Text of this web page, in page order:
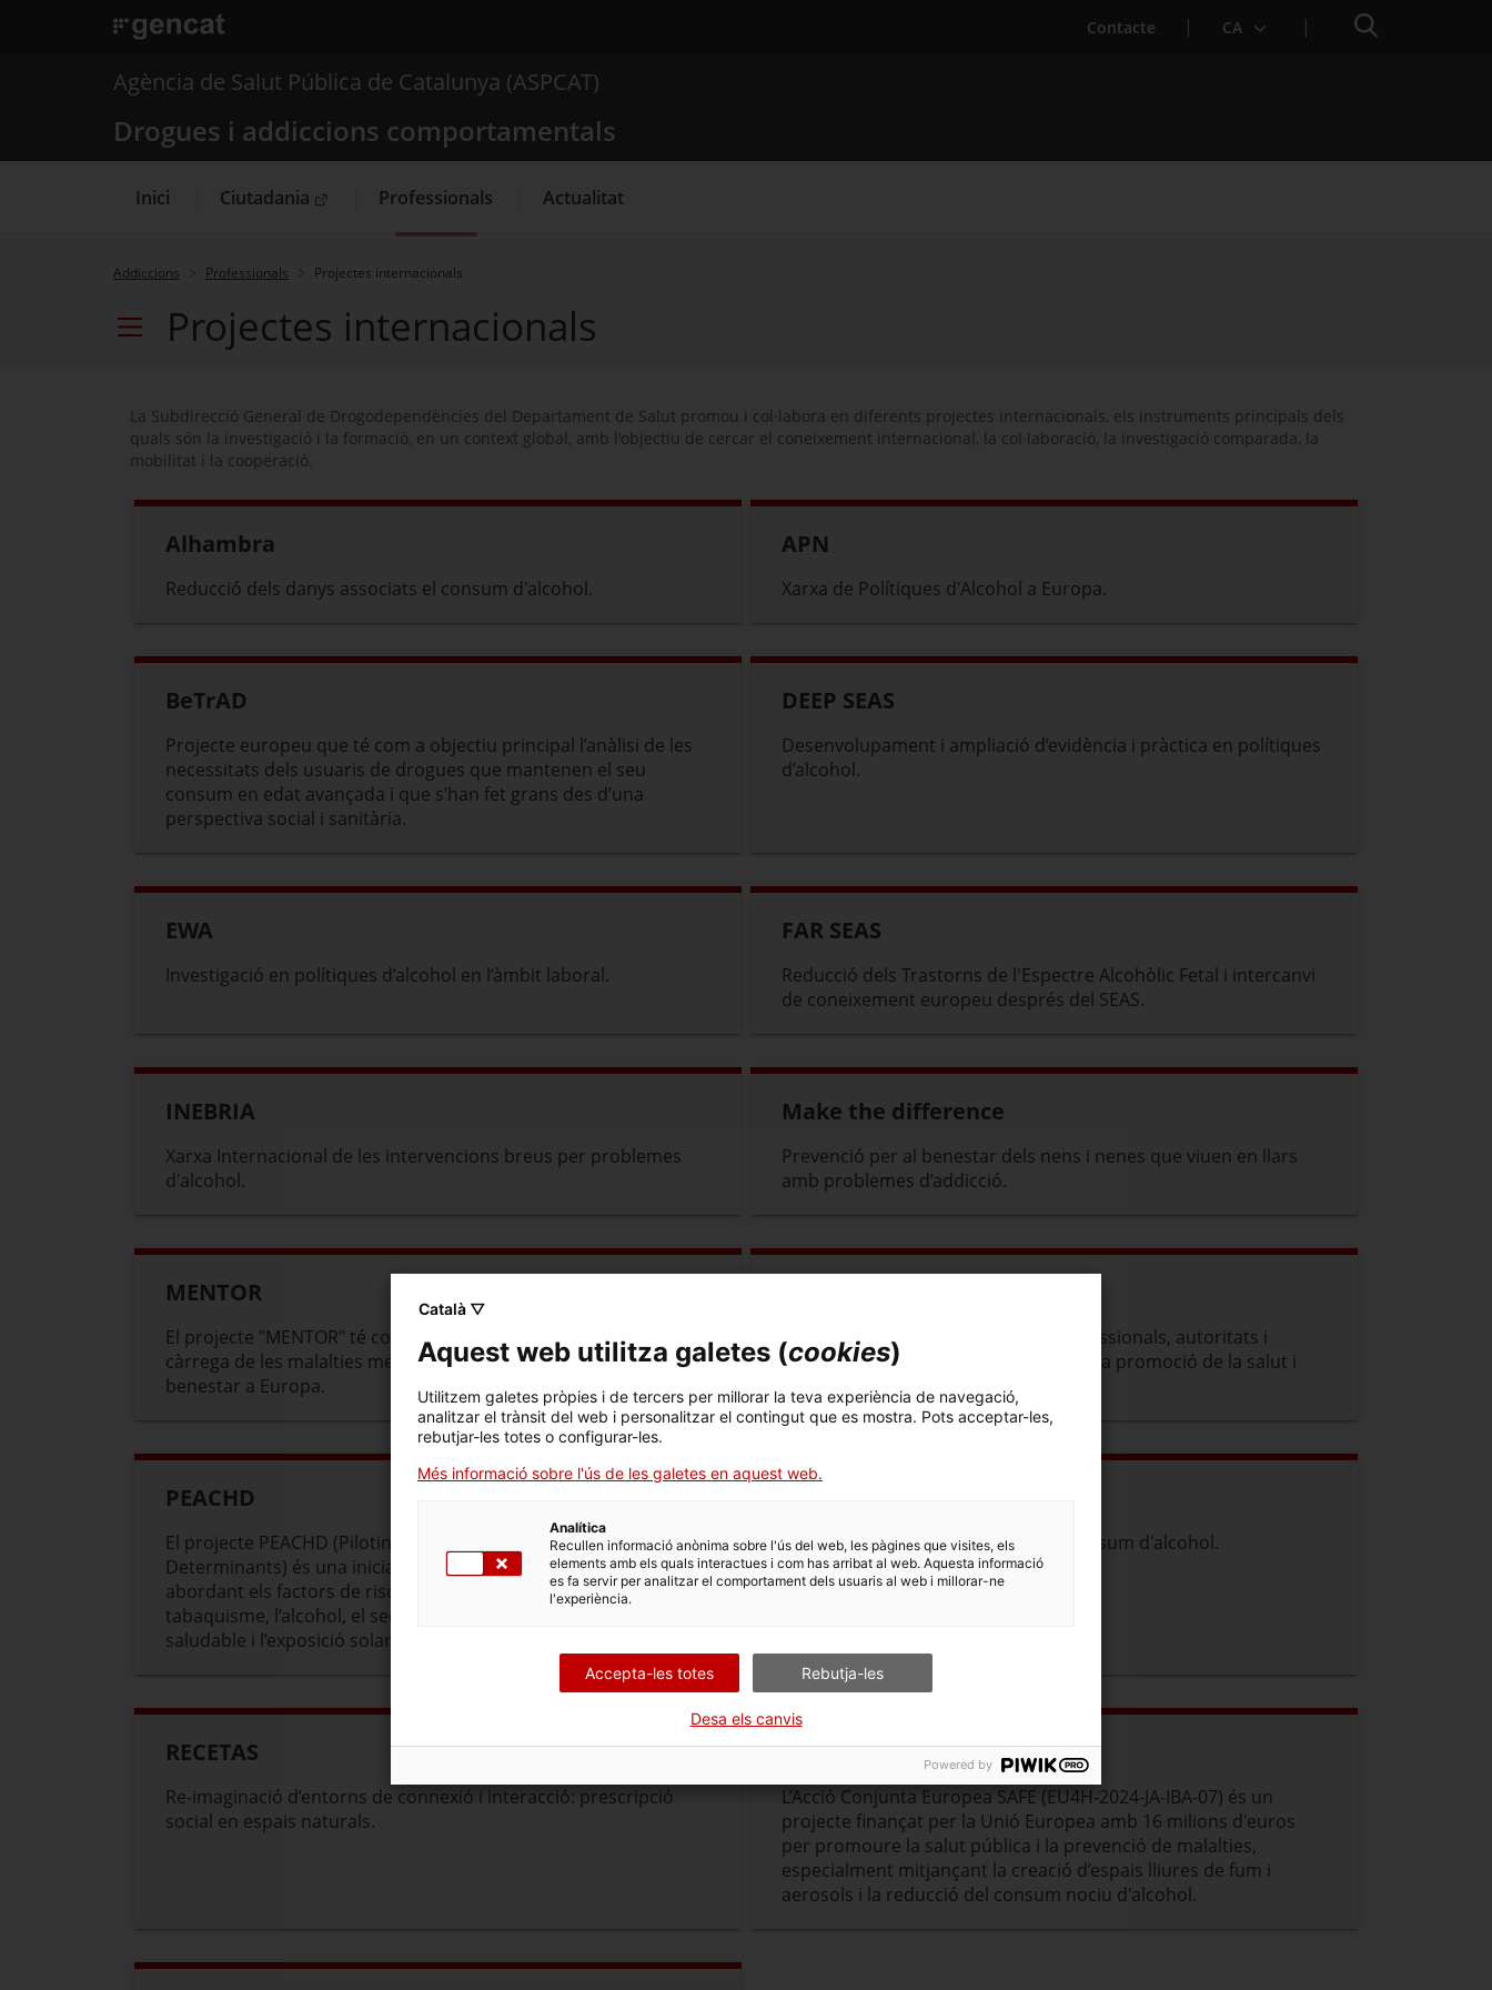
. Obre en una nova finestra. Contacte CA Cercador
Agència de Salut Pública de Catalunya (ASPCAT)
Drogues i addiccions comportamentals
Inici Ciutadania
. Obre en una nova finestra.
Professionals Actualitat
. Obre en una nova finestra.
Addiccions Professionals Projectes internacionals
Menú secundari
Projectes internacionals
La Subdirecció General de Drogodependències del Departament de Salut promou i col·labora en diferents projectes internacionals, els instruments principals dels
quals són la investigació i la formació, en un context global, amb l'objectiu de cercar el coneixement internacional, la col·laboració, la investigació comparada, la
mobilitat i la cooperació.
Alhambra
Reducció dels danys associats el consum d'alcohol.
APN
Xarxa de Polítiques d'Alcohol a Europa.
BeTrAD
Projecte europeu que té com a objectiu principal l’anàlisi de les
necessitats dels usuaris de drogues que mantenen el seu
consum en edat avançada i que s’han fet grans des d’una
perspectiva social i sanitària.
DEEP SEAS
Desenvolupament i ampliació d’evidència i pràctica en polítiques
d’alcohol.
EWA
Investigació en polítiques d’alcohol en l’àmbit laboral.
FAR SEAS
Reducció dels Trastorns de l'Espectre Alcohòlic Fetal i intercanvi
de coneixement europeu després del SEAS.
INEBRIA
Xarxa Internacional de les intervencions breus per problemes
d'alcohol.
Make the difference
Prevenció per al benestar dels nens i nenes que viuen en llars
amb problemes d’addicció.
MENTOR
El projecte "MENTOR" té com a objectiu principal reduir la
càrrega de les malalties mentals i promoure la salut mental i el
benestar a Europa.
Xarxa europea d’organitzacions, professionals, autoritats i
agències que actuen en els camps de la promoció de la salut i
l’oci nocturn.
PEACHD
El projecte PEACHD (Piloting European Action on Cancer Health
Determinants) és una iniciativa europea per prevenir el càncer
abordant els factors de risc dels estils de vida, com el
tabaquisme, l’alcohol, el sedentarisme, l’alimentació poc
saludable i l’exposició solar sense protecció.
Reducció danys relacionat amb el consum d'alcohol.
RECETAS
Re-imaginació d’entorns de connexió i interacció: prescripció
social en espais naturals.
SAFE
L’Acció Conjunta Europea SAFE (EU4H-2024-JA-IBA-07) és un
projecte finançat per la Unió Europea amb 16 milions d'euros
per promoure la salut pública i la prevenció de malalties,
especialment mitjançant la creació d’espais lliures de fum i
aerosols i la reducció del consum nociu d'alcohol.
Català ▽
Aquest web utilitza galetes (cookies)
Utilitzem galetes pròpies i de tercers per millorar la teva experiència de navegació,
analitzar el trànsit del web i personalitzar el contingut que es mostra. Pots acceptar-les,
rebutjar-les totes o configurar-les.
Més informació sobre l'ús de les galetes en aquest web.
Analítica
Recullen informació anònima sobre l'ús del web, les pàgines que visites, els
elements amb els quals interactues i com has arribat al web. Aquesta informació
es fa servir per analitzar el comportament dels usuaris al web i millorar-ne
l'experiència.
Accepta-les totes Rebutja-les
Desa els canvis
Powered by